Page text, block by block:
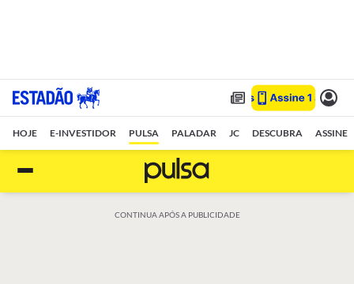
HOJE E-INVESTIDOR PULSA PALADAR JC DESCUBRA ASSINE
CONTINUA APÓS A PUBLICIDADE